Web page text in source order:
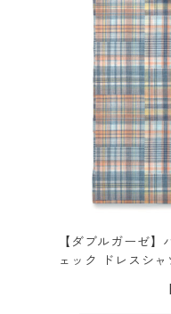
【ダブルガーゼ
ェック ドレスシャ